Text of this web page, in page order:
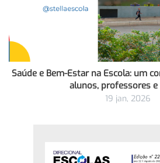
Saúde e Bem-Estar na Escola: um
alunos, professores
19 jan, 2026